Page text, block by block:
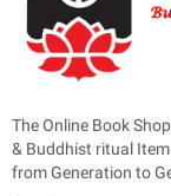
The Online Book
& Buddhist ritual
from Generation to